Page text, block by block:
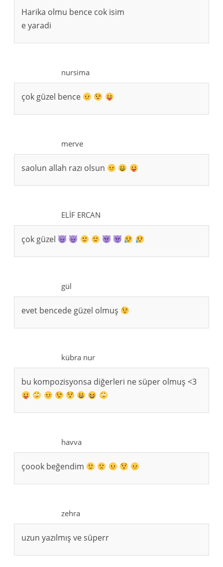
Harika olmu bence cok isim
e yaradi
nursima
çok güzel bence
merve
saolun allah razı olsun
ELİF ERCAN
çok güzel
gül
evet bencede güzel olmuş
kübra nur
bu kompozisyonsa diğerleri ne süper olmuş <3
havva
çoook beğendim
zehra
uzun yazılmış ve süperr